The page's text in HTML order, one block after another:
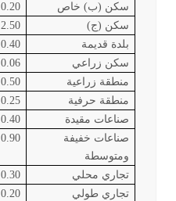
سكن (ب) خاص
0.20
سكن (ج)
2.50
بلدة قديمة
0.40
سكن زراعي
0.06
منطقة زراعية
0.50
منطقة حرفية
0.25
صناعات مقيدة
0.40
صناعات خفيفة
ومتوسطة
0.90
تجاري محلي 0.30
تجاري طولي
0.20